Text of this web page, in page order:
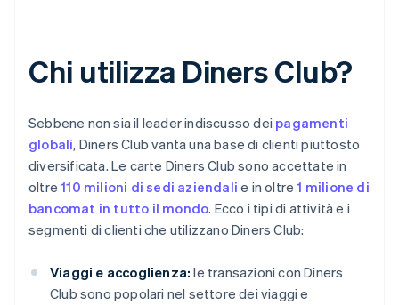
Chi utilizza Diners Club?
Sebbene non sia il leader indiscusso dei pagamenti
globali, Diners Club vanta una base di clienti piuttosto
diversificata. Le carte Diners Club sono accettate in
oltre110 milioni di sedi aziendali e in oltre1 milione di
bancomat in tutto il mondo. Ecco i tipi di attività e i
segmenti di clienti che utilizzano Diners Club:
Viaggi e accoglienza: le transazioni con Diners
Club sono popolari nel settore dei viaggi e